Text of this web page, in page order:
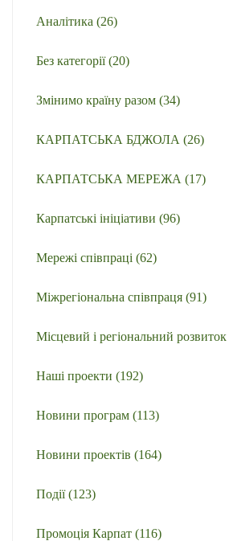
Аналітика (26)
Без категорії(20)
Змінимо країну разом (34)
КАРПАТСЬКА БДЖОЛА (26)
КАРПАТСЬКА МЕРЕЖА (17)
Карпатські ініціативи (96)
Мережі співпраці (62)
Міжрегіональна співпраця (91)
Місцевий і регіональний розвиток
Наші проекти (192)
Новини програм (113)
Новини проектів (164)
Події(123)
Промоція Карпат (116)